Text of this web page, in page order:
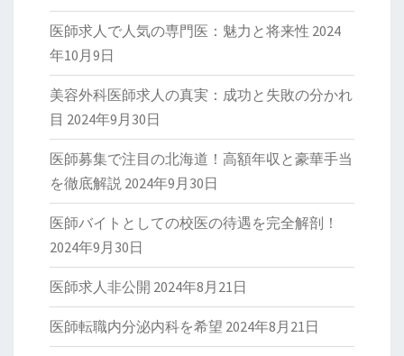
医師求人で人気の専門医：魅力と将来性 2024
年10月9日
美容外科医師求人の真実：成功と失敗の分かれ
目 2024年9月30日
医師募集で注目の北海道！高額年収と豪華手当
を徹底解説 2024年9月30日
医師バイトとしての校医の待遇を完全解剖！
2024年9月30日
医師求人非公開 2024年8月21日
医師転職内分泌内科を希望 2024年8月21日